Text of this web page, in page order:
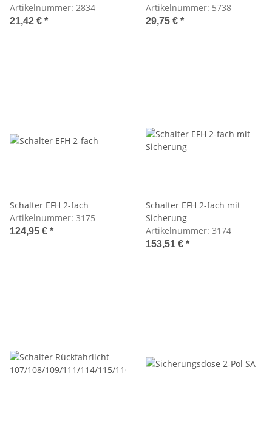
Artikelnummer: 2834
21,42 € *
Artikelnummer: 5738
29,75 € *
Schalter EFH 2-fach
Artikelnummer: 3175
124,95 € *
Schalter EFH 2-fach mit
Sicherung
Artikelnummer: 3174
153,51 € *